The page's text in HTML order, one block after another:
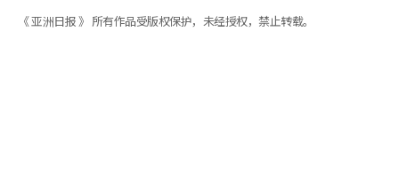
《 亚洲日报 》 所有作品受版权保护，未经授权，禁止转载。